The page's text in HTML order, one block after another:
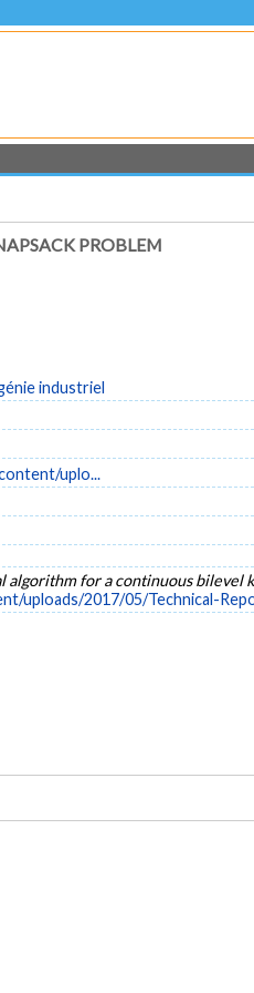
PROBLEM
industriel
uplo...
algorithm for a continuous bilevel
uploads/2017/05/Technical-